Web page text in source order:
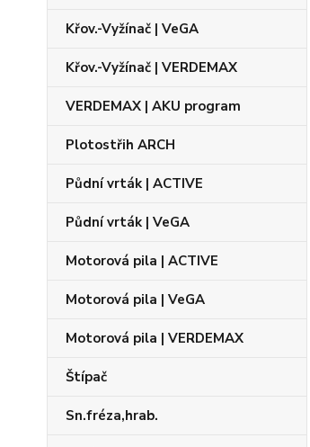
Křov.-Vyžínač | VeGA
Křov.-Vyžínač | VERDEMAX
VERDEMAX | AKU program
Plotostřih ARCH
Půdní vrták | ACTIVE
Půdní vrták | VeGA
Motorová pila | ACTIVE
Motorová pila | VeGA
Motorová pila | VERDEMAX
Štípač
Sn.fréza,hrab.